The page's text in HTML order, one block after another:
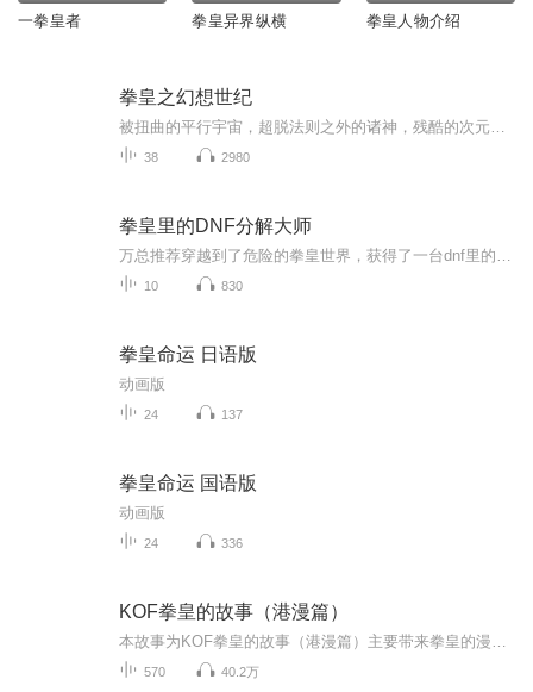
一拳皇者 拳皇异界纵横 拳皇人物介绍
拳皇之幻想世纪
38 2980
拳皇里的DNF分解大师
10 830
拳皇命运 日语版
动画版
24 137
拳皇命运 国语版
动画版
24 336
KOF拳皇的故事（港漫篇）
570 40.2万